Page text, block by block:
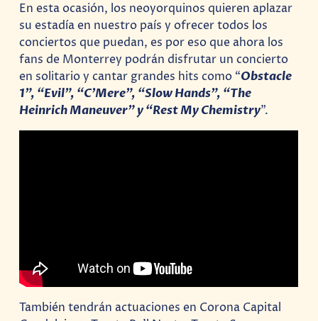
En esta ocasión, los neoyorquinos quieren aplazar
su estadía en nuestro país y ofrecer todos los
conciertos que puedan, es por eso que ahora los
fans de Monterrey podrán disfrutar un concierto
en solitario y cantar grandes hits como “Obstacle
1”, “Evil”, “C’Mere”, “Slow Hands”, “The
Heinrich Maneuver” y “Rest My Chemistry”.
También tendrán actuaciones en Corona Capital